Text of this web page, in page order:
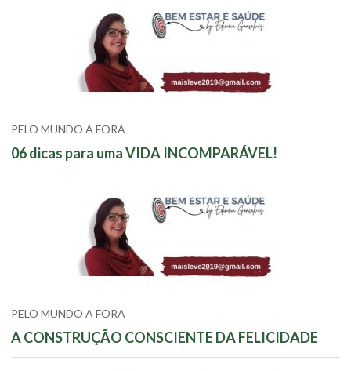
PELO MUNDO A FORA
06 dicas para uma VIDA INCOMPARÁVEL!
PELO MUNDO A FORA
A CONSTRUÇÃO CONSCIENTE DA FELICIDADE